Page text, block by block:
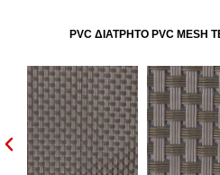
PVC ΔΙΑΤΡΗΤΟ PVC MESH